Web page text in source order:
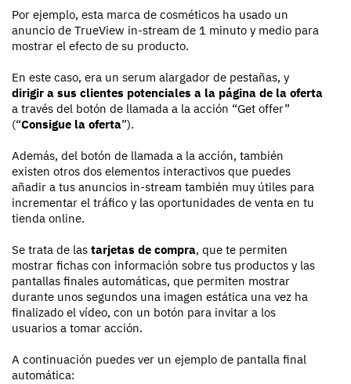
Por ejemplo, esta marca de cosméticos ha usado un
anuncio de TrueView in-stream de 1 minuto y medio para
mostrar el efecto de su producto.
En este caso, era un serum alargador de pestañas, y
dirigir a sus clientes potenciales a la página de la oferta
a través del botón de llamada a la acción “Get offer”
(“Consigue la oferta”).
Además, del botón de llamada a la acción, también
existen otros dos elementos interactivos que puedes
añadir a tus anuncios in-stream también muy útiles para
incrementar el tráfico y las oportunidades de venta en tu
tienda online.
Se trata de las tarjetas de compra, que te permiten
mostrar fichas con información sobre tus productos y las
pantallas finales automáticas, que permiten mostrar
durante unos segundos una imagen estática una vez ha
finalizado el vídeo, con un botón para invitar a los
usuarios a tomar acción.
A continuación puedes ver un ejemplo de pantalla final
automática: